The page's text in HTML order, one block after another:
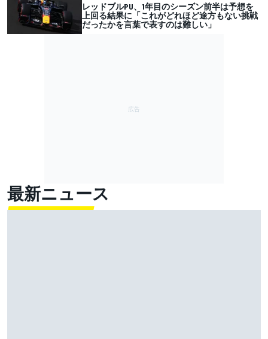
レッドブルPU、1年目のシーズン前半は予想を
上回る結果に「これがどれほど途方もない挑戦
だったかを言葉で表すのは難しい」
最新ニュース